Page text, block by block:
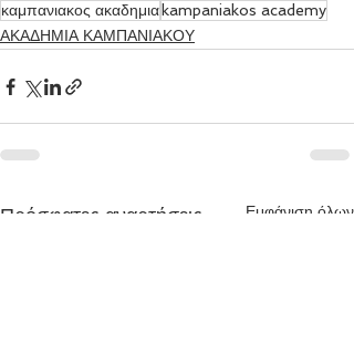
καμπανιακος ακαδημια kampaniakos academy
ΑΚΑΔΗΜΙΑ ΚΑΜΠΑΝΙΑΚΟΥ
Πρόσφατες αναρτήσεις Εμφάνιση όλων